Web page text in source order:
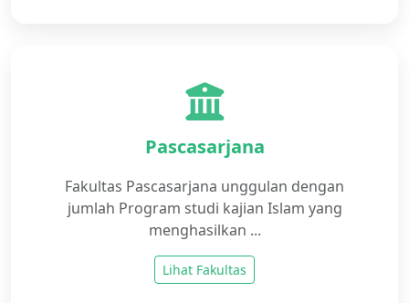
Pascasarjana
Fakultas Pascasarjana unggulan dengan
jumlah Program studi kajian Islam yang
menghasilkan ...
Lihat Fakultas